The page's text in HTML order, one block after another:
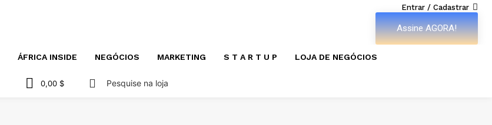
Entrar / Cadastrar
Assine AGORA!
ÁFRICA INSIDE NEGÓCIOS MARKETING S T A R T U P LOJA DE NEGÓCIOS
0,00 $ Pesquise na loja